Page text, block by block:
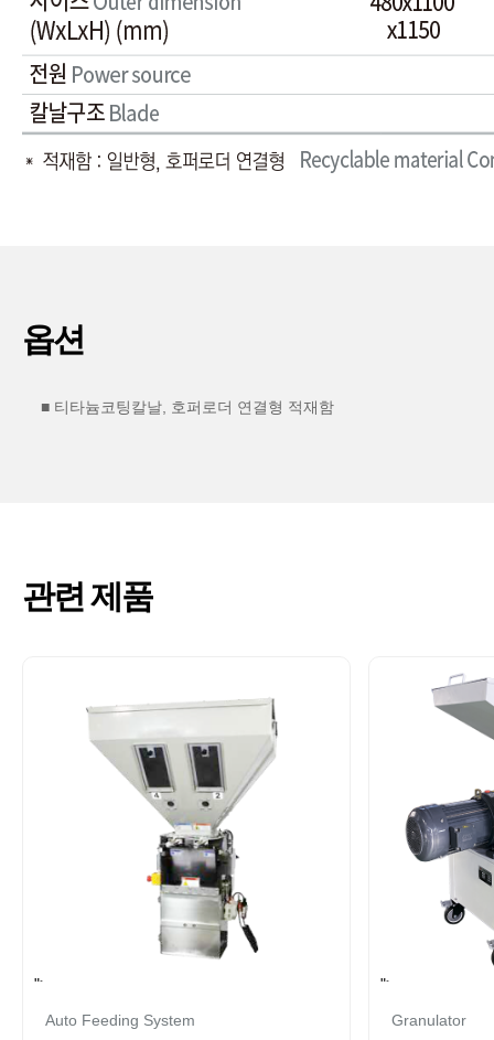
옵션
■ 티타늄코팅칼날, 호퍼로더 연결형 적재함
관련 제품
">
Auto Feeding System
">
Granulator